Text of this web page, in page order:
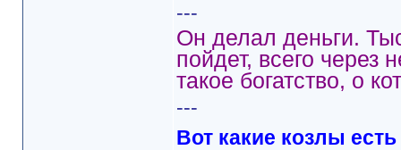
---
Он делал деньги.
пойдет, всего через
такое богатство, о
---
Вот какие козлы